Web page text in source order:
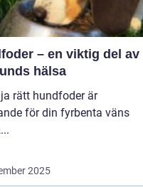
– en viktig del av
hälsa
rätt hundfoder är
för din fyrbenta väns
2025